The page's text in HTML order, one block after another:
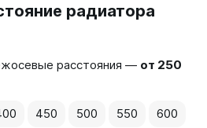
радиатора
расстояния — от 250
450 500 550 600